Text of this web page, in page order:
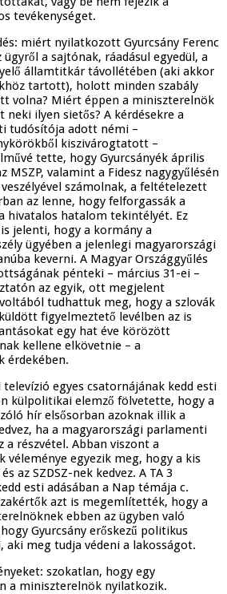
tevékenységet.
miért nyilatkozott Gyurcsány Ferenc
a sajtónak, ráadásul egyedül, a
államtitkár távollétében (aki akkor
tartott), holott minden szabály
volna? Miért éppen a miniszterelnök
ilyen sietős? A kérdésekre a
tudósítója adott némi –
kiszivárogtatott –
tette, hogy Gyurcsányék április
MSZP, valamint a Fidesz nagygyűlésén
számolnak, a feltételezett
az lenne, hogy felforgassák a
hivatalos hatalom tekintélyét. Ez
jelenti, hogy a kormány a
ügyében a jelenlegi magyarországi
keverni. A Magyar Országgyűlés
pénteki – március 31-ei –
az egyik, ott megjelent
tudhattuk meg, hogy a szlovák
figyelmeztető levélben az is
egy hat éve körözött
kellene elkövetnie – a
érdekében.
egyes csatornájának kedd esti
külpolitikai elemző fölvetette, hogy a
hír elsősorban azoknak illik a
ha a magyarországi parlamenti
a részvétel. Abban viszont a
véleménye egyezik meg, hogy a kis
az SZDSZ-nek kedvez. A TA 3
esti adásában a Nap témája c.
azt is megemlítették, hogy a
ebben az ügyben való
Gyurcsány erőskezű politikus
aki meg tudja védeni a lakosságot.
szokatlan, hogy egy
a miniszterelnök nyilatkozik.